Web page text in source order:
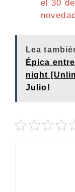
el 30
Lea
Épica
night
Julio!